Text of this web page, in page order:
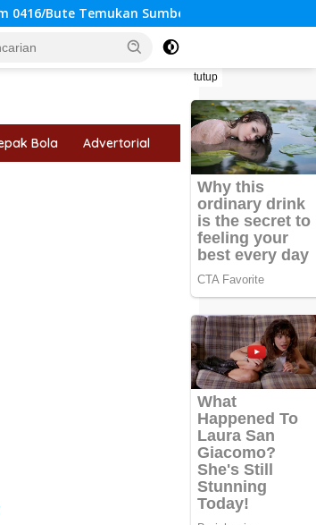
Sumber Air Bersih untuk Warga Tanjung
tutup
Bola Advertorial